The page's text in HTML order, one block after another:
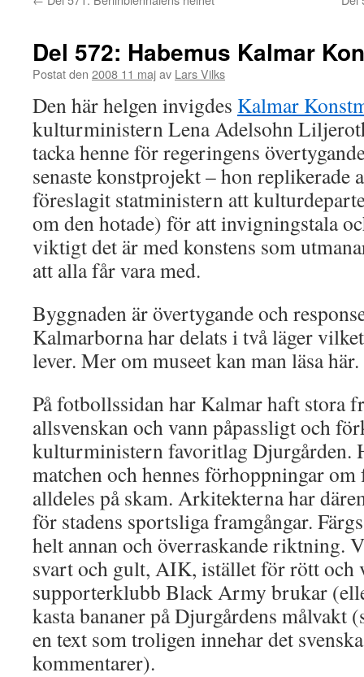
Del 572: Habemus Kalmar
Postat den 2008 11 majav Lars Vilks
Den här helgen invigdes Kalmar
kulturministern Lena Adelsohn
tacka henne för regeringens
senaste konstprojekt – hon replikerade
föreslagit statministern att
om den hotade) för att invigningstala
viktigt det är med konstens som
att alla får vara med.
Byggnaden är övertygande och
Kalmarborna har delats i två läger
lever. Mer om museet kan man läsa här.
På fotbollssidan har Kalmar haft stora
allsvenskan och vann påpassligt och
kulturministern favoritlag Djurgården.
matchen och hennes förhoppningar
alldeles på skam. Arkitekterna har
för stadens sportsliga framgångar.
helt annan och överraskande riktning.
svart och gult, AIK, istället för rött
supporterklubb Black Army brukar
kasta bananer på Djurgårdens målvakt
en text som troligen innehar det
kommentarer).